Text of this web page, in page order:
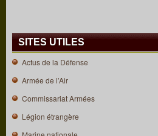
SITES UTILES
Actus de la Défense
Armée de l’Air
Commissariat Armées
Légion étrangère